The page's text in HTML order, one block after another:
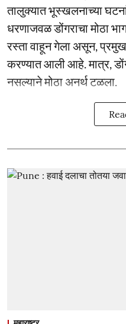
तालुक्यात भूस्खलनाच्या
धरणाजवळ डोंगराचा मोठा
रस्ता वाहून गेला असून, प्रमुख
करण्यात आली आहे. मात्र,
नसल्याने मोठा अनर्थ टळला.